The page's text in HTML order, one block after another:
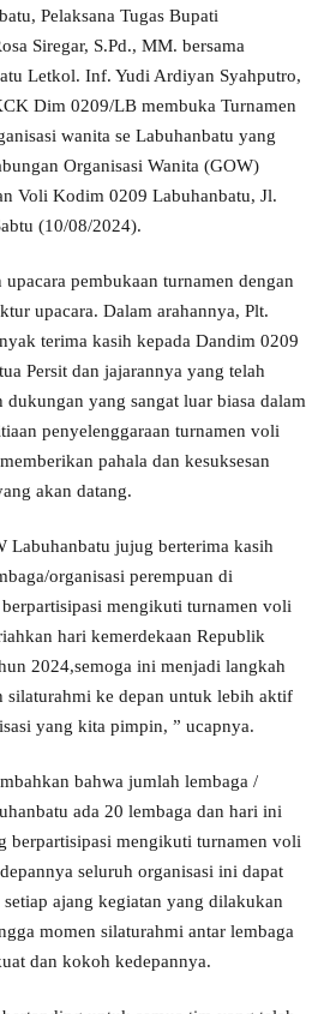
Pelaksana Tugas Bupati
Siregar, S.Pd., MM. bersama
Letkol. Inf. Yudi Ardiyan Syahputro,
Dim 0209/LB membuka Turnamen
wanita se Labuhanbatu yang
Organisasi Wanita (GOW)
Voli Kodim 0209 Labuhanbatu, Jl.
(10/08/2024).
pembukaan turnamen dengan
upacara. Dalam arahannya, Plt.
terima kasih kepada Dandim 0209
Persit dan jajarannya yang telah
yang sangat luar biasa dalam
penyelenggaraan turnamen voli
pahala dan kesuksesan
akan datang.
Labuhanbatu jujug berterima kasih
organisasi perempuan di
mengikuti turnamen voli
hari kemerdekaan Republik
2024,semoga ini menjadi langkah
silaturahmi ke depan untuk lebih aktif
yang kita pimpin, ” ucapnya.
bahwa jumlah lembaga /
ada 20 lembaga dan hari ini
berpartisipasi mengikuti turnamen voli
seluruh organisasi ini dapat
ajang kegiatan yang dilakukan
momen silaturahmi antar lembaga
dan kokoh kedepannya.